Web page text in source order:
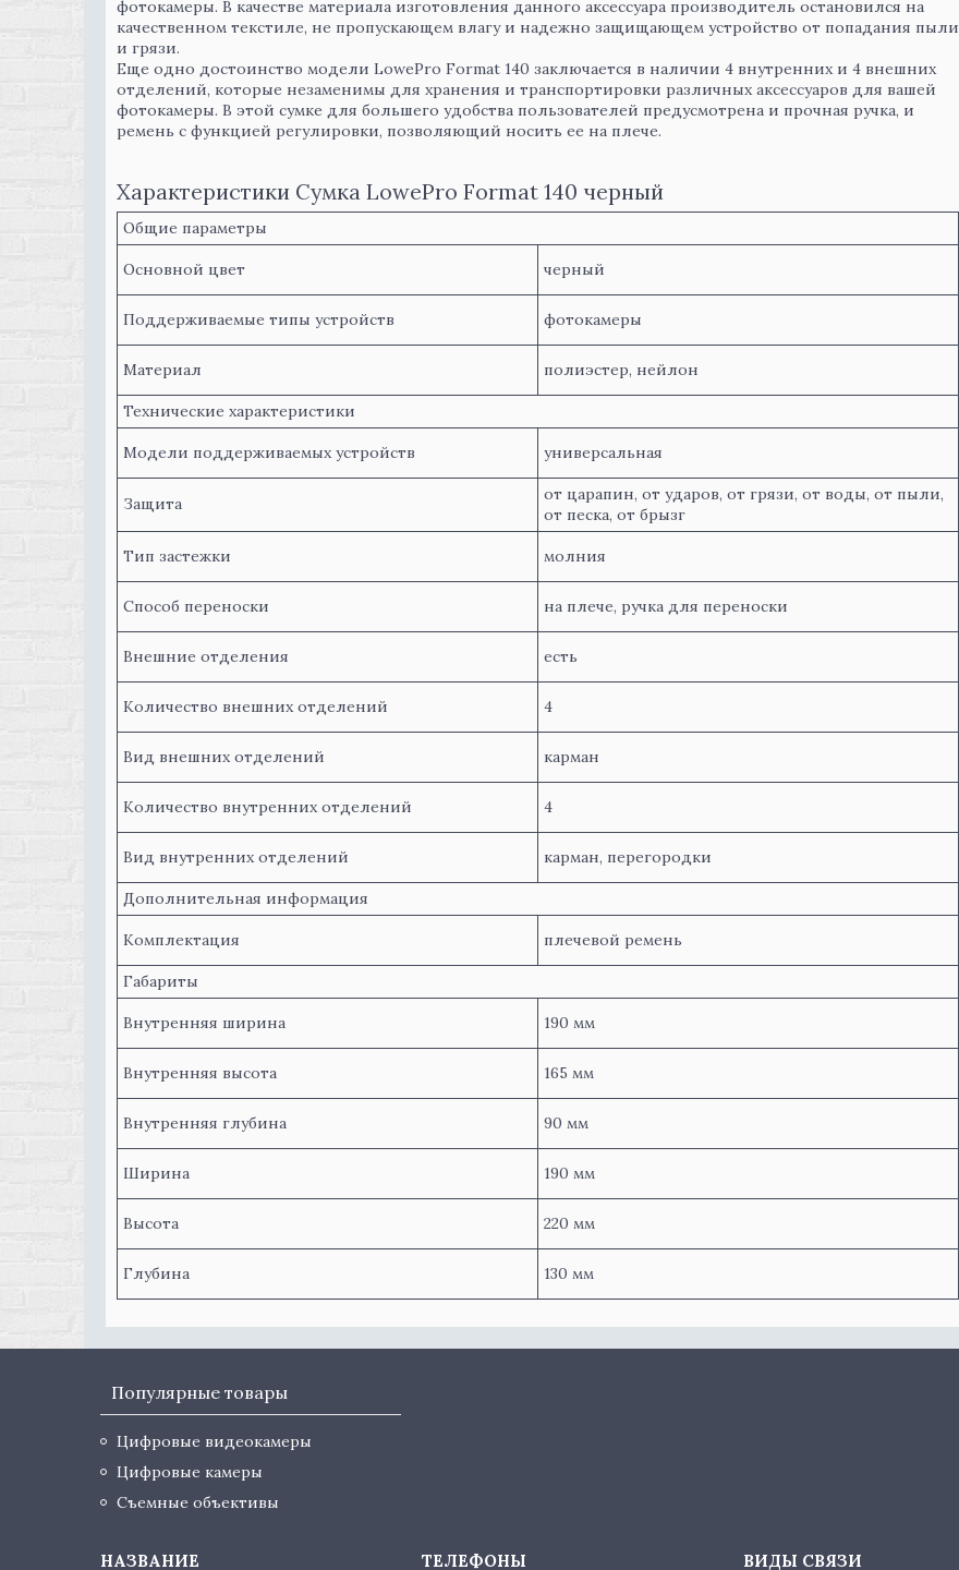
фотокамеры. В качестве материала изготовления данного аксессуара производитель остановился на
качественном текстиле, не пропускающем влагу и надежно защищающем устройство от попадания пыли
и грязи.
Еще одно достоинство модели LowePro Format 140 заключается в наличии 4 внутренних и 4 внешних
отделений, которые незаменимы для хранения и транспортировки различных аксессуаров для вашей
фотокамеры. В этой сумке для большего удобства пользователей предусмотрена и прочная ручка, и
ремень с функцией регулировки, позволяющий носить ее на плече.
Характеристики Сумка LowePro Format 140 черный
Общие параметры
Основной цвет черный
Поддерживаемые типы устройств фотокамеры
Материал полиэстер, нейлон
Технические характеристики
Модели поддерживаемых устройств универсальная
Защита
от царапин, от ударов, от грязи, от воды, от пыли,
от песка, от брызг
Тип застежки молния
Способ переноски на плече, ручка для переноски
Внешние отделения есть
Количество внешних отделений 4
Вид внешних отделений карман
Количество внутренних отделений 4
Вид внутренних отделений карман, перегородки
Дополнительная информация
Комплектация плечевой ремень
Габариты
Внутренняя ширина 190 мм
Внутренняя высота 165 мм
Внутренняя глубина 90 мм
Ширина 190 мм
Высота 220 мм
Глубина 130 мм
Популярные товары
Цифровые видеокамеры
Цифровые камеры
Съемные объективы